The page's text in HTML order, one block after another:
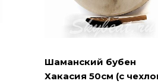
Шаманский бубен
Хакасия 50см (с